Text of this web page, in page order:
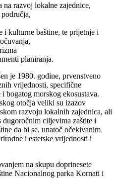
na razvoj lokalne zajednice,
i kulturne baštine, te prijetnje i
planiranja.
je 1980. godine, prvenstveno
vrijednosti, specifične
bogatog morskog ekosustava.
otočja veliki su izazov
razvoju lokalnih zajednica, ali
ciljevima zaštite i
da bi se, unatoč očekivanim
i estetske vrijednosti i
na skupu doprinesete
Nacionalnog parka Kornati i